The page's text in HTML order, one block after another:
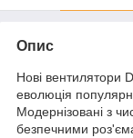
Опис
Нові вентилятори
еволюція
Модернізовані з
безпечними